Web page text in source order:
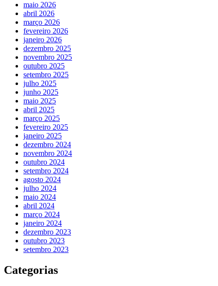
maio 2026
abril 2026
março 2026
fevereiro 2026
janeiro 2026
dezembro 2025
novembro 2025
outubro 2025
setembro 2025
julho 2025
junho 2025
maio 2025
abril 2025
março 2025
fevereiro 2025
janeiro 2025
dezembro 2024
novembro 2024
outubro 2024
setembro 2024
agosto 2024
julho 2024
maio 2024
abril 2024
março 2024
janeiro 2024
dezembro 2023
outubro 2023
setembro 2023
Categorias